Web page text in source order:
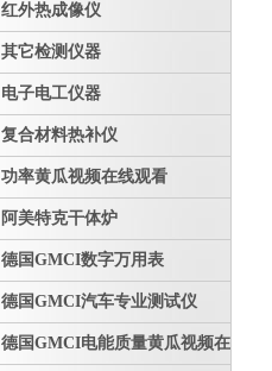
红外热成像仪
其它检测仪器
电子电工仪器
复合材料热补仪
功率黄瓜视频在线观看
阿美特克干体炉
德国GMCI数字万用表
德国GMCI汽车专业测试仪
德国GMCI电能质量黄瓜视频在